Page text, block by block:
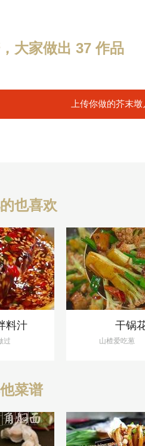
大家做出 37 作品
上传你做的芥末墩
也喜欢
料汁 干锅
山楂爱吃葱
菜谱